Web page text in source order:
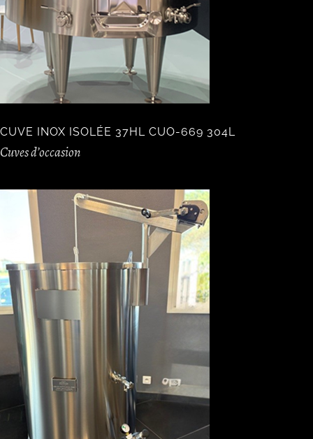
CUVE INOX ISOLÉE 37HL CUO-669 304L
Cuves d’occasion